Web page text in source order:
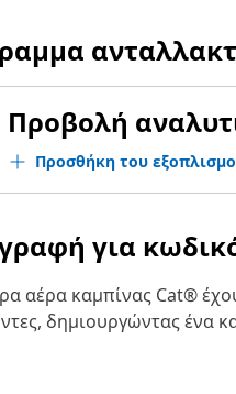
Προβολή
Προσθήκη του
για
αέρα καμπίνας Cat®
δημιουργώντας ένα